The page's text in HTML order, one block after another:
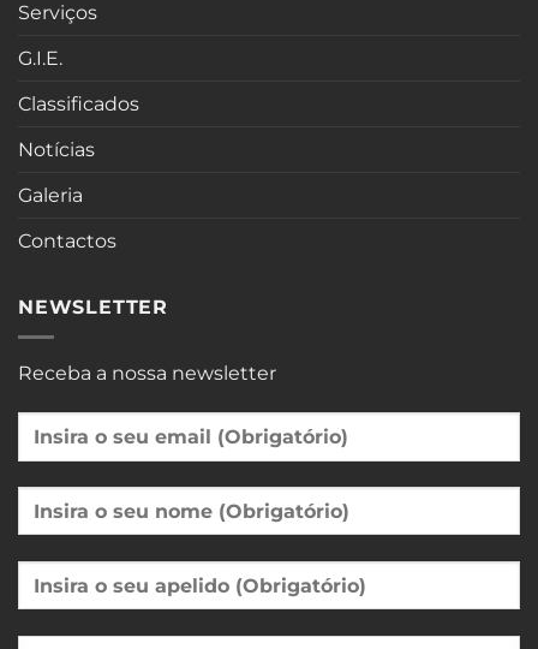
Serviços
G.I.E.
Classificados
Notícias
Galeria
Contactos
NEWSLETTER
Receba a nossa newsletter